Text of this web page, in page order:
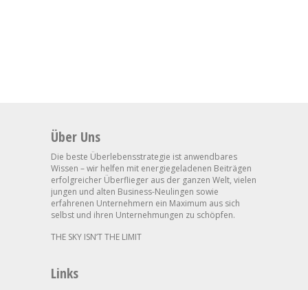
Über Uns
Die beste Überlebensstrategie ist anwendbares
Wissen – wir helfen mit energiegeladenen Beiträgen
erfolgreicher Überflieger aus der ganzen Welt, vielen
jungen und alten Business-Neulingen sowie
erfahrenen Unternehmern ein Maximum aus sich
selbst und ihren Unternehmungen zu schöpfen.
THE SKY ISN’T THE LIMIT
Links